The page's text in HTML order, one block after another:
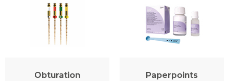
Obturation Paperpoints